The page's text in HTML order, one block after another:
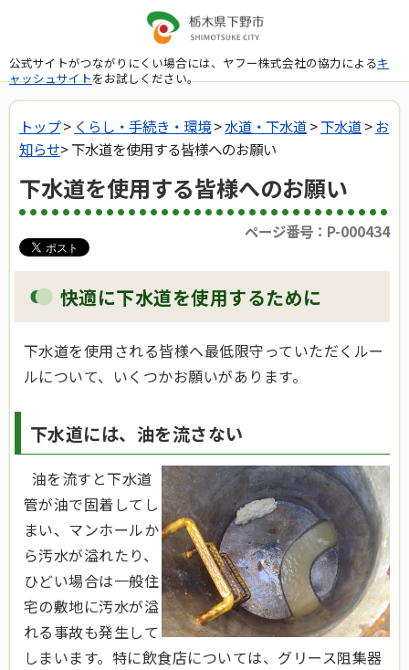
公式サイトがつながりにくい場合には、ヤフー株式会社の協力によるキ
ャッシュサイトをお試しください。
トップ> くらし・手続き・環境>水道・下水道>下水道>お
知らせ> 下水道を使用する皆様へのお願い
下水道を使用する皆様へのお願い
ページ番号：P-000434
快適に下水道を使用するために
下水道を使用される皆様へ最低限守っていただくルー
ルについて、いくつかお願いがあります。
下水道には、油を流さない
油を流すと下水道
管が油で固着してし
まい、マンホールか
ら汚水が溢れたり、
ひどい場合は一般住
宅の敷地に汚水が溢
れる事故も発生して
しまいます。特に飲食店については、グリース阻集器